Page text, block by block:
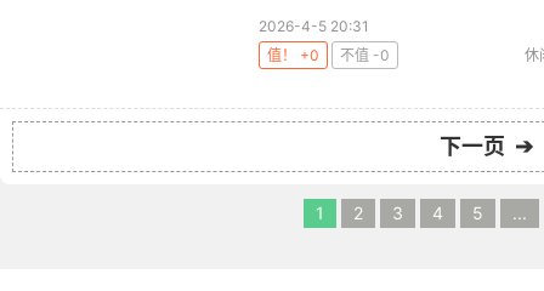
2026-4-5 20:31
值！ +0
不值 -0 休
下一页 ➔
1 2 3 4 5 ...